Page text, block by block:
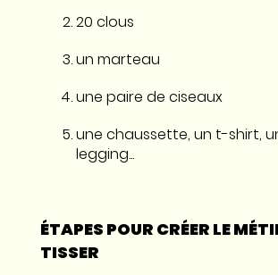
20 clous
un marteau
une paire de ciseaux
une chaussette, un t-shirt,
legging...
ÉTAPES POUR CRÉER LE
TISSER